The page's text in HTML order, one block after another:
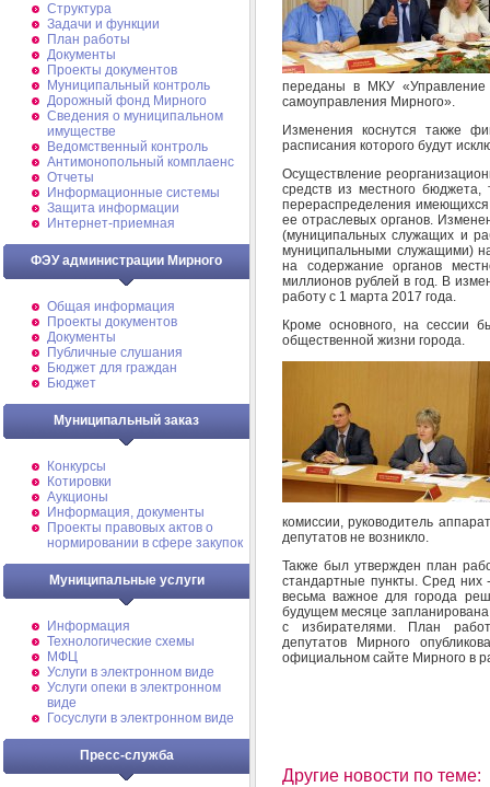
Структура
Задачи и функции
План работы
Документы
Проекты документов
Муниципальный контроль
Дорожный фонд Мирного
Cведения о муниципальном
имуществе
Ведомственный контроль
Антимонопольный комплаенс
Отчеты
Информационные системы
Защита информации
Интернет-приемная
ФЭУ администрации Мирного
Общая информация
Проекты документов
Документы
Публичные слушания
Бюджет для граждан
Бюджет
Муниципальный заказ
Конкурсы
Котировки
Аукционы
Информация, документы
Проекты правовых актов о
нормировании в сфере закупок
Муниципальные услуги
Информация
Технологические схемы
МФЦ
Услуги в электронном виде
Услуги опеки в электронном
виде
Госуслуги в электронном виде
Пресс-служба
переданы в МКУ «Управление
самоуправления Мирного».
Изменения коснутся также
расписания которого будут
Осуществление
средств из местного бюджета,
перераспределения
ее отраслевых органов.
(муниципальных служащих и
муниципальными служащими)
на содержание органов
миллионов рублей в год. В
работу с 1 марта 2017 года.
Кроме основного, на сессии
общественной жизни города.
комиссии, руководитель
депутатов не возникло.
Также был утвержден план
стандартные пункты. Сред них
весьма важное для города
будущем месяце
с избирателями. План
депутатов Мирного
официальном сайте Мирного в
Другие новости по теме: